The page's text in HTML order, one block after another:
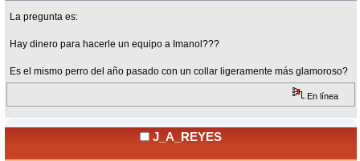
La pregunta es:
Hay dinero para hacerle un equipo a Imanol???
Es el mismo perro del año pasado con un collar ligeramente más glamoroso?
En línea
J_A_REYES